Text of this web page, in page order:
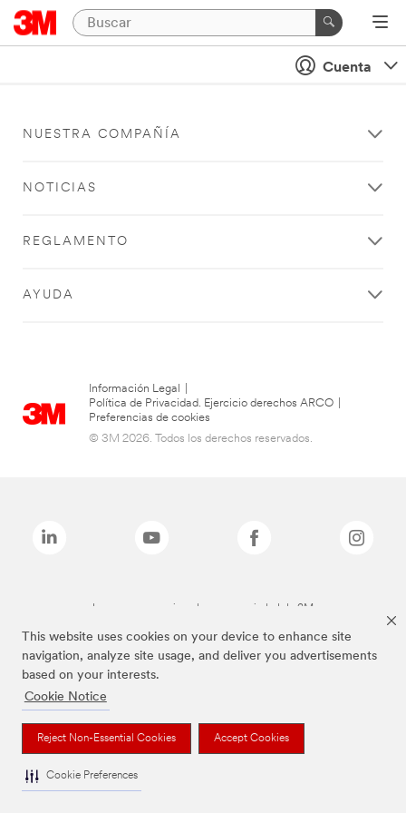
This website uses cookies on your device to enhance site
navigation, analyze site usage, and deliver you advertisements
based on your interests.
Cookie Notice
Reject Non-Essential Cookies Accept Cookies
Cookie Preferences
Cuenta
NUESTRA COMPAÑÍA
NOTICIAS
REGLAMENTO
AYUDA
Información Legal
Política de Privacidad. Ejercicio derechos ARCO
Preferencias de cookies
© 3M 2026. Todos los derechos reservados.
Las marcas mencionadas son propiedad de 3M